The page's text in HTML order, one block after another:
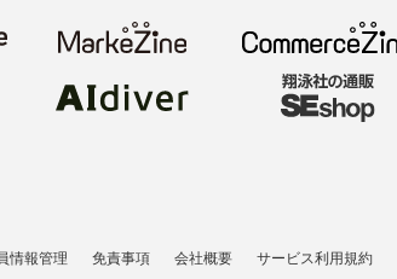
情報管理 免責事項 会社概要 サービス利用規約